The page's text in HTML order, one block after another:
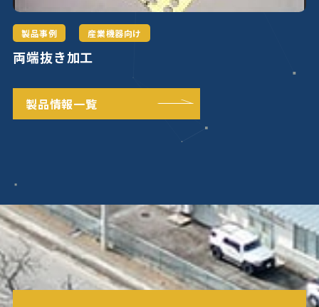
製品事例 産業機器向け
両端抜き加工
製品情報一覧